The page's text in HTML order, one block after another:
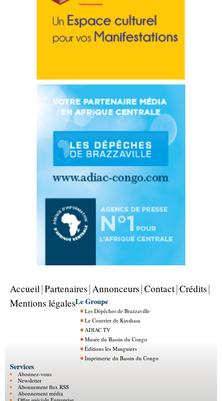
Accueil Partenaires Annonceurs Contact Crédits
Mentions légalesLe Groupe
Les Dépêches de Brazzaville
Le Courrier de Kinshasa
ADIAC TV
Musée du Bassin du Congo
Éditions les Manguiers
Imprimerie du Bassin du Congo
Services
Abonnez-vous
Newsletter
Abonnement flux RSS
Abonnement média